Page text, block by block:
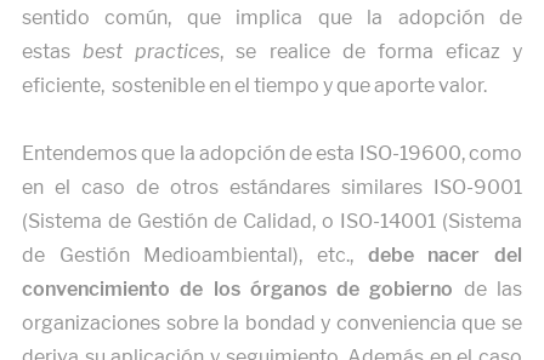
sentido común, que implica que la adopción de
estas best practices, se realice de forma eficaz y
eficiente, sostenible en el tiempo y que aporte valor.
Entendemos que la adopción de esta ISO-19600, como
en el caso de otros estándares similares ISO-9001
(Sistema de Gestión de Calidad, o ISO-14001 (Sistema
de Gestión Medioambiental), etc., debe nacer del
convencimiento de los órganos de gobierno de las
organizaciones sobre la bondad y conveniencia que se